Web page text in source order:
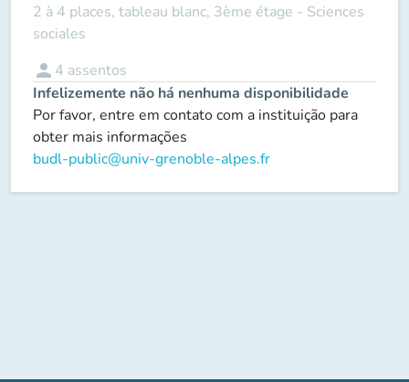
2 à 4 places, tableau blanc, 3ème étage - Sciences
sociales
person 4 assentos
Infelizemente não há nenhuma disponibilidade
Por favor, entre em contato com a instituição para
obter mais informações
budl-public@univ-grenoble-alpes.fr